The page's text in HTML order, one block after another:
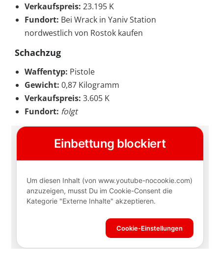
Verkaufspreis: 23.195 K
Fundort: Bei Wrack in Yaniv Station
nordwestlich von Rostok kaufen
Schachzug
Waffentyp: Pistole
Gewicht: 0,87 Kilogramm
Verkaufspreis: 3.605 K
Fundort: folgt